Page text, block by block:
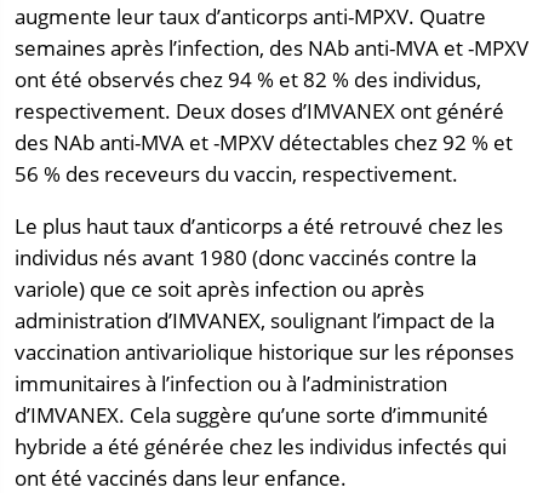
augmente leur taux d’anticorps anti-MPXV. Quatre
semaines après l’infection, des NAb anti-MVA et -MPXV
ont été observés chez 94 % et 82 % des individus,
respectivement. Deux doses d’IMVANEX ont généré
des NAb anti-MVA et -MPXV détectables chez 92 % et
56 % des receveurs du vaccin, respectivement.
Le plus haut taux d’anticorps a été retrouvé chez les
individus nés avant 1980 (donc vaccinés contre la
variole) que ce soit après infection ou après
administration d’IMVANEX, soulignant l’impact de la
vaccination antivariolique historique sur les réponses
immunitaires à l’infection ou à l’administration
d’IMVANEX. Cela suggère qu’une sorte d’immunité
hybride a été générée chez les individus infectés qui
ont été vaccinés dans leur enfance.